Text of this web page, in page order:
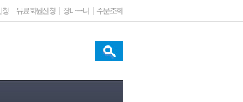
청 유료회원신청 장바구니 주문조회